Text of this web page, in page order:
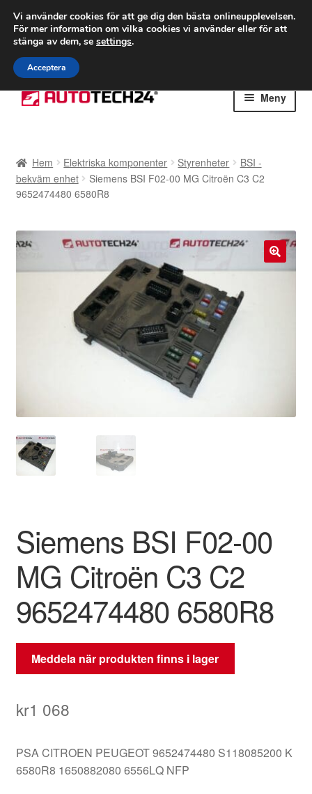
FRAKT från 75 kr
Världsomspännande frakt
Ring 766 924 713
Hoppa
till
Hoppa
till
Meny
Betalningar
Klagomål
Reklamationsprocedur
Transport
Världsomspännande frakt
Villkor
Hem Elektriska komponenter Styrenheter
BSI -
bekväm enhet
Siemens BSI F02-00 MG Citroën C3 C2
9652474480 6580R8
🔍
Siemens BSI F02-00
MG Citroën C3 C2
9652474480 6580R8
Meddela när produkten finns i lager
kr1 068
PSA CITROEN PEUGEOT 9652474480 S118085200 K
6580R8 1650882080 6556LQ NFP
Vi använder cookies för att ge dig den bästa onlineupplevelsen.
För mer information om vilka cookies vi använder eller för att
stänga av dem, se settings.
Acceptera